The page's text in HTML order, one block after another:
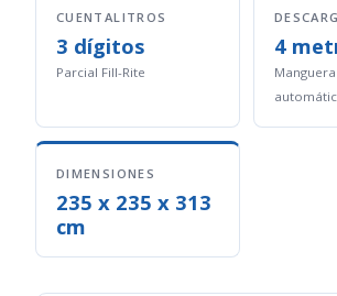
CUENTALITROS
3 dígitos
Parcial Fill-Rite
4
DIMENSIONES
235 x 235 x 313
cm